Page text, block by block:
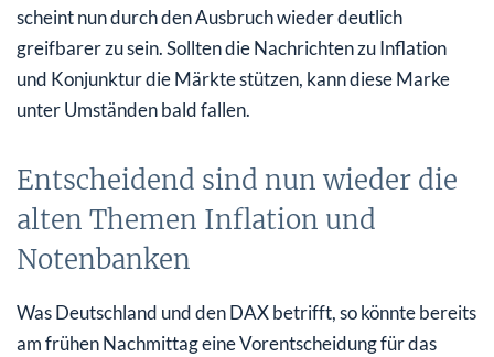
scheint nun durch den Ausbruch wieder deutlich
greifbarer zu sein. Sollten die Nachrichten zu Inflation
und Konjunktur die Märkte stützen, kann diese Marke
unter Umständen bald fallen.
Entscheidend sind nun wieder die
alten Themen Inflation und
Notenbanken
Was Deutschland und den DAX betrifft, so könnte bereits
am frühen Nachmittag eine Vorentscheidung für das